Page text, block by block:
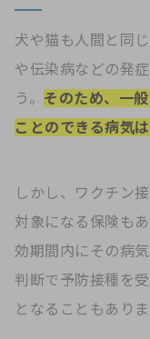
犬や猫も人間と同
や伝染病などの発
う。 そのため、一
ことのできる病気
しかし、ワクチン
対象になる保険も
効期間内にその病
判断で予防接種を
となることもありま